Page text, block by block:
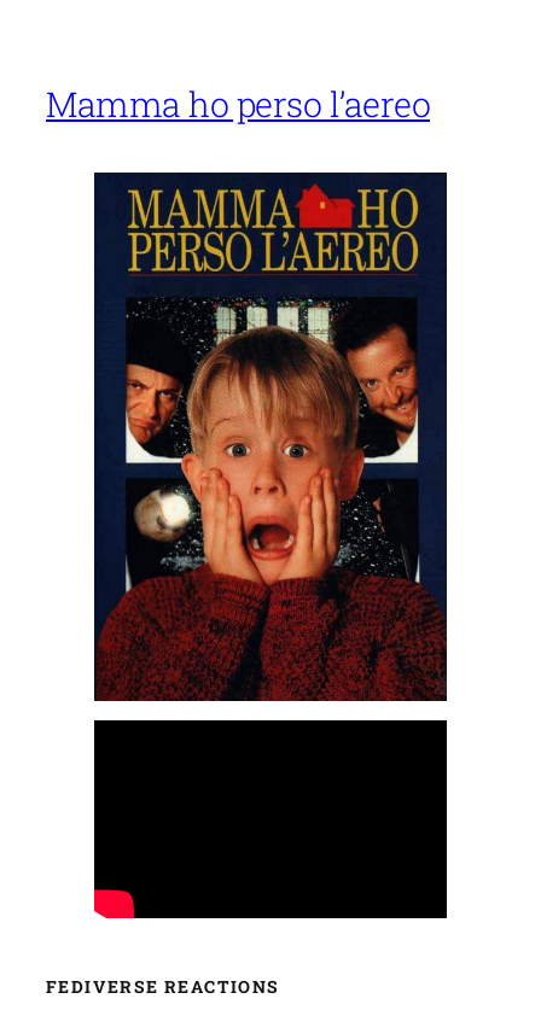
Mamma ho perso l’aereo
FEDIVERSE REACTIONS